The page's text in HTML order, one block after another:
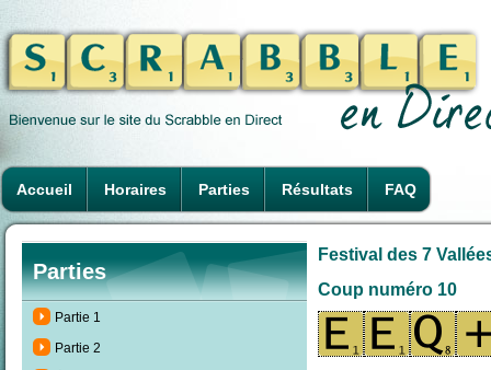
Accueil Horaires Parties Résultats FAQ
Parties
Partie 1
Partie 2
Festival des 7
Coup numéro 10